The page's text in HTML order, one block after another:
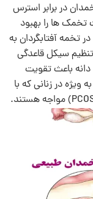
در برابر استرس
تخمک‌ ها را بهبود
چرب امگا-۶ موجود در تخمه آفتابگردان به
سیکل قاعدگی
دانه باعث تقویت
در زنانی که با